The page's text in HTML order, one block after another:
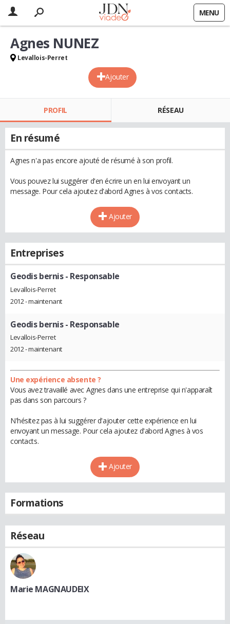
MENU
Ajouter
Agnes NUNEZ
Levallois-Perret
PROFIL RÉSEAU
En résumé
Agnes n'a pas encore ajouté de résumé à son profil.
Vous pouvez lui suggérer d'en écrire un en lui envoyant un
message. Pour cela ajoutez d'abord Agnes à vos contacts.
Ajouter
Entreprises
Geodis bernis- Responsable
Levallois-Perret
2012 - maintenant
Geodis bernis- Responsable
Levallois-Perret
2012 - maintenant
Une expérience absente ?
Vous avez travaillé avec Agnes dans une entreprise qui n'apparaît
pas dans son parcours ?
N'hésitez pas à lui suggérer d'ajouter cette expérience en lui
envoyant un message. Pour cela ajoutez d'abord Agnes à vos
contacts.
Ajouter
Formations
Réseau
Marie MAGNAUDEIX